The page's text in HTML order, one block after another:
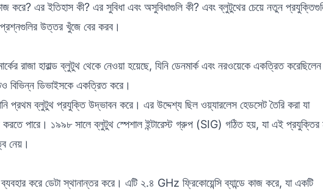
করে? এর ইতিহাস কী? এর সুবিধা এবং অসুবিধাগুলি কী? এবং ব্লুটুথের চেয়ে নতুন
উত্তর খুঁজে বের করব।
রাজা হারাল্ড ব্লুটুথ থেকে নেওয়া হয়েছে, যিনি ডেনমার্ক এবং নরওয়েকে একত্রিত
বিভিন্ন ডিভাইসকে একত্রিত করে।
প্রথম ব্লুটুথ প্রযুক্তি উদ্ভাবন করে। এর উদ্দেশ্য ছিল ওয়্যারলেস হেডসেট তৈরি করা যা
পারে। ১৯৯৮ সালে ব্লুটুথ স্পেশাল ইন্টারেস্ট গ্রুপ (SIG) গঠিত হয়, যা এই প্রযুক্তির
নেয়।
করে ডেটা স্থানান্তর করে। এটি ২.৪ GHz ফ্রিকোয়েন্সি ব্যান্ডে কাজ করে, যা একটি